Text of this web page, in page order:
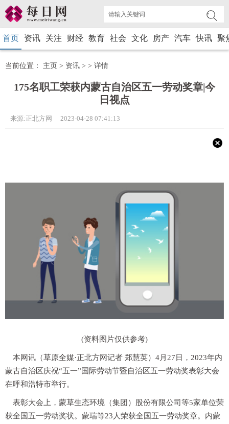
首页 资讯 关注 财经 教育 社会 文化 房产 汽车 快讯 聚
当前位置： 主页 > 资讯 > > 详情
175名职工荣获内蒙古自治区五一劳动奖章|今
日视点
来源:正北方网 2023-04-28 07:41:13
(资料图片仅供参考)
本网讯（草原全媒·正北方网记者 郑慧英） 4月27日，2023年内
蒙古自治区庆祝“五一”国际劳动节暨自治区五一劳动奖表彰大会
在呼和浩特市举行。
表彰大会上，蒙草生态环境（集团）股份有限公司等5家单位荣
获全国五一劳动奖状。蒙瑞等23人荣获全国五一劳动奖章。内蒙